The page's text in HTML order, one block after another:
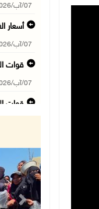
07/آب/2026 11:49 م
أسعار
07/آب/2026 11:11 م
قوات
07/آب/2026 10:40 م
قوات
07/آب/2026 10:15 م
07/آب/2026 08:52 م
Next